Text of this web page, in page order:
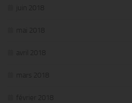
juin 2018
mai 2018
avril 2018
mars 2018
février 2018